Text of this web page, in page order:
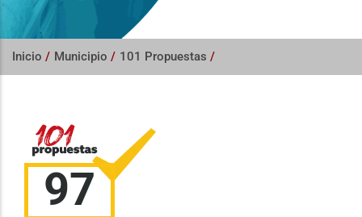
Inicio / Municipio / 101 Propuestas /
97